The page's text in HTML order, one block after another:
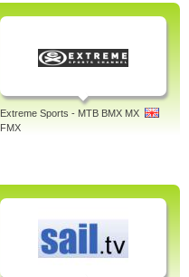
Extreme Sports - MTB BMX MX
FMX